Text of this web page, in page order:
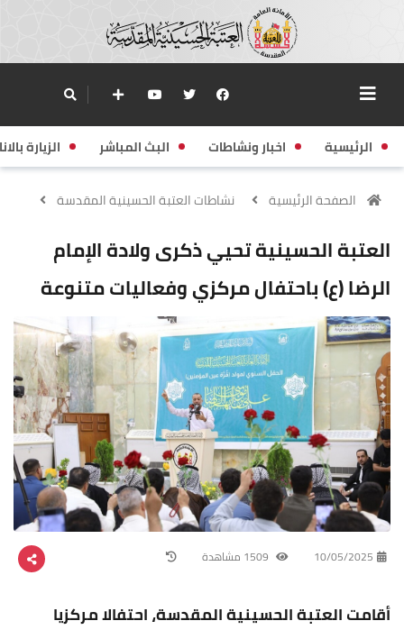
الرئيسية اخبار ونشاطات البث المباشر الزيارة
الصفحة الرئيسية نشاطات العتبة الحسينية المقدسة
العتبة الحسينية تحيي ذكرى ولادة الإمام
الرضا (ع) باحتفال مركزي وفعاليات متنوعة
10/05/2025
أقامت العتبة الحسينية المقدسة، احتفالا مركزيا